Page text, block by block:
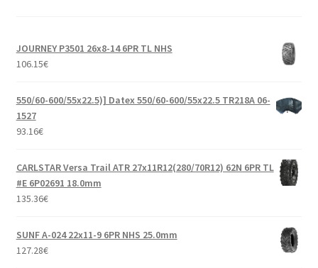
JOURNEY P3501 26x8-14 6PR TL NHS
106.15€
550/60-600/55x22.5)] Datex 550/60-600/55x22.5 TR218A 06-
1527
93.16€
CARLSTAR Versa Trail ATR 27x11R12(280/70R12) 62N 6PR TL
#E 6P02691 18.0mm
135.36€
SUNF A-024 22x11-9 6PR NHS 25.0mm
127.28€